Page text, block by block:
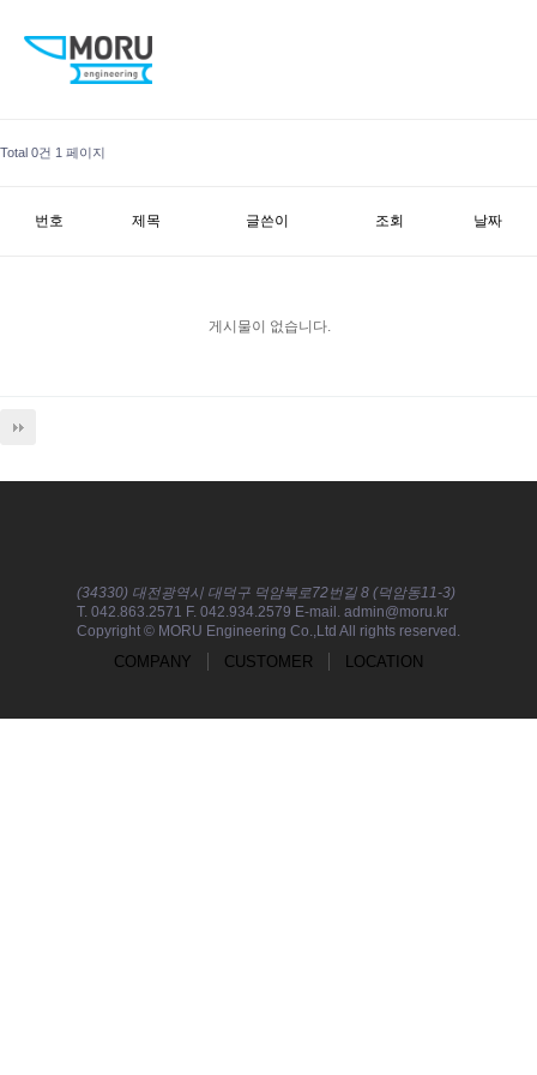
Total 0건 1 페이지
번호 제목 글쓴이 조회 날짜
게시물이 없습니다.
(34330) 대전광역시 대덕구 덕암북로72번길 8 (덕암동11-3)
T. 042.863.2571 F. 042.934.2579 E-mail. admin@moru.kr
Copyright © MORU Engineering Co.,Ltd All rights reserved.
COMPANY CUSTOMER LOCATION